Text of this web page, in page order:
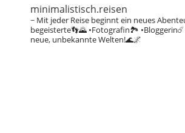
minimalistisch.reisen
~ Mit jeder Reise beginnt ein neues
begeisterte👣🌄 •Fotografin🏞️ •Bloggerin☄️
neue, unbekannte Welten!🌊🌌